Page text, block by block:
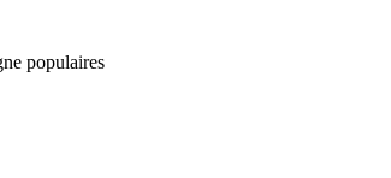
populaires